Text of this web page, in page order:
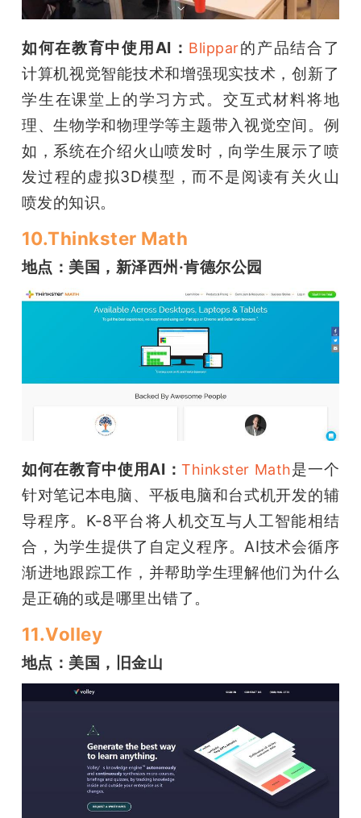
如何在教育中使用AI： Blippar的产品结合了
计算机视觉智能技术和增强现实技术，创新了
学生在课堂上的学习方式。交互式材料将地
理、生物学和物理学等主题带入视觉空间。例
如，系统在介绍火山喷发时，向学生展示了喷
发过程的虚拟3D模型，而不是阅读有关火山
喷发的知识。
10.Thinkster Math
地点：美国，新泽西州·肯德尔公园
如何在教育中使用AI：Thinkster Math是一个
针对笔记本电脑、平板电脑和台式机开发的辅
导程序。K-8平台将人机交互与人工智能相结
合，为学生提供了自定义程序。AI技术会循序
渐进地跟踪工作，并帮助学生理解他们为什么
是正确的或是哪里出错了。
11.Volley
地点：美国，旧金山